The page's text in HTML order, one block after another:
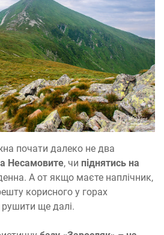
почати далеко не два
Несамовите, чи піднятись на
А от якщо маєте наплічник,
корисного у горах
ще далі.